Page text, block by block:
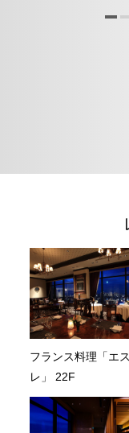
フランス料理「エ
レ」 22F